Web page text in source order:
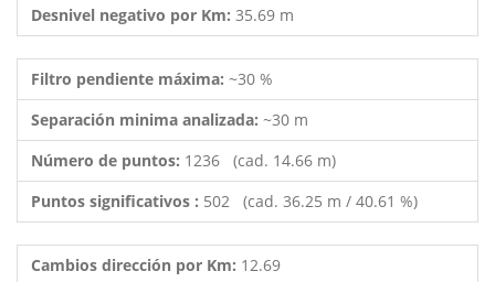
Desnivel negativo por Km: 35.69 m
Filtro pendiente máxima: ~30 %
Separación minima analizada: ~30 m
Número de puntos: 1236 (cad. 14.66 m)
Puntos significativos : 502 (cad. 36.25 m / 40.61 %)
Cambios dirección por Km: 12.69